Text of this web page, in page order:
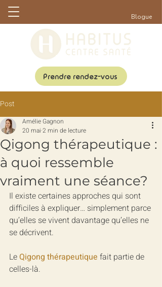
Prendre rendez-vous
Blogue
Post
Qigong thérapeutique :
à quoi ressemble
vraiment une séance?
Amélie Gagnon
20 mai 2 min de lecture
Il existe certaines approches qui sont
difficiles à expliquer… simplement parce
qu’elles se vivent davantage qu’elles ne
se décrivent.
Le Qigong thérapeutique fait partie de
celles-là.